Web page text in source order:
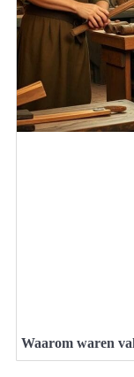
Waarom waren